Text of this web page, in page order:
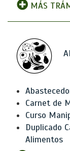
MÁS
Carnet de
Curso
Duplicado
Alimentos